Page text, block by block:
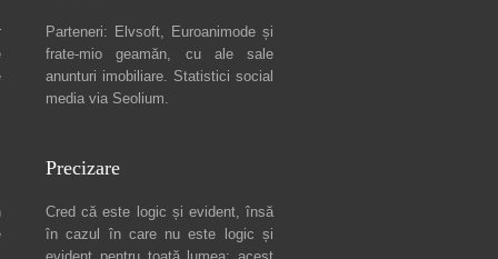
Parteneri: Elvsoft, Euroanimode și
frate-mio geamăn, cu ale sale
anunturi imobiliare. Statistici social
media via Seolium.
Precizare
Cred că este logic și evident, însă
în cazul în care nu este logic și